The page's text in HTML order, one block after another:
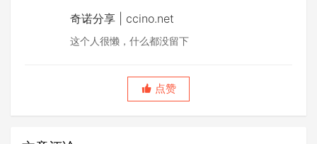
奇诺分享 | ccino.net
这个人很懒，什么都没留下
点赞